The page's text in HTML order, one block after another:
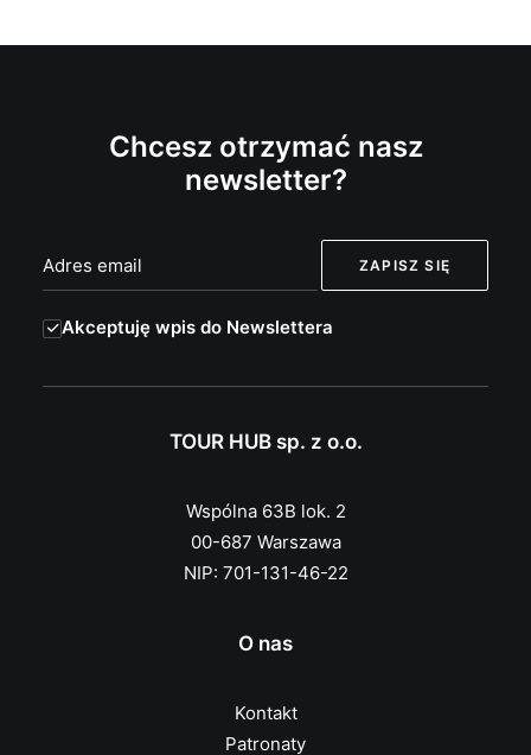
Chcesz otrzymać nasz
newsletter?
Akceptuję wpis do Newslettera
TOUR HUB sp. z o.o.
Wspólna 63B lok. 2
00-687 Warszawa
NIP: 701-131-46-22
O nas
Kontakt
Patronaty